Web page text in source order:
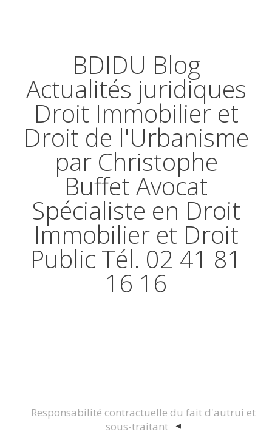
BDIDU Blog
Actualités juridiques
Droit Immobilier et
Droit de l'Urbanisme
par Christophe
Buffet Avocat
Spécialiste en Droit
Immobilier et Droit
Public Tél. 02 41 81
16 16
Responsabilité contractuelle du fait d'autrui et
sous-traitant